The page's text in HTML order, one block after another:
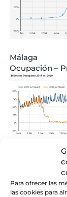
Para ofrecer las
las cookies para
Málaga
Ocupación –
Cancelaciones: